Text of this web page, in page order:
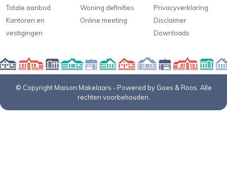
Totale aanbod
Kantoren en
vestigingen
Woning definities
Online meeting
Privacyverklaring
Disclaimer
Downloads
© Copyright Maison Makelaars - Powered by Goes & Roos. Alle
rechten voorbehouden.